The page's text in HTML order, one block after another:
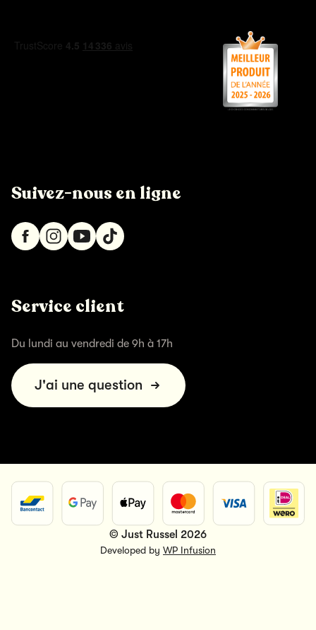
Suivez-nous en ligne
Service client
Du lundi au vendredi de 9h à 17h
J'ai une question
© Just Russel 2026
Developed by WP Infusion